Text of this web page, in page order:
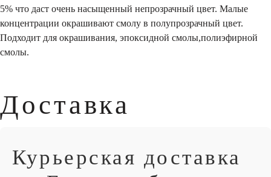
5% что даст очень насыщенный непрозрачный цвет. Малые
концентрации окрашивают смолу в полупрозрачный цвет.
Подходит для окрашивания, эпоксидной смолы,полиэфирной
смолы.
Доставка
Курьерская доставка